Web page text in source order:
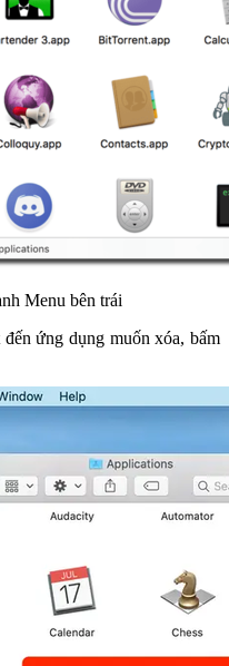
Menu bên trái
ứng dụng muốn xóa, bấm